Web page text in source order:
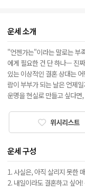
운세 소개
"언젠가는"이라는 말로는 부
에게 필요한 건 단 하나— 진
있는 이상적인 결혼 상대는
람이 부부가 되는 날은 언제
운명을 현실로 만들고 싶다면
위시리스트
운세 구성
1. 사실은, 아직 살리지 못한
2. 내일이라도 결혼하고 싶어